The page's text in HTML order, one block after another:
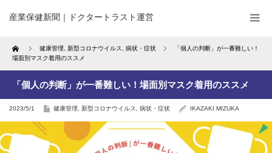
産業保健新聞｜ドクタートラスト運営
Home 健康管理 新型コロナウイルス 病状・症状
「個人の判断」が一番難しい！
場面別マスク着用のススメ
「個人の判断」が一番難しい！場面別マスク着用のススメ
2023/5/1 健康管理 新型コロナウイルス 病状・症状 IKAZAKI MIZUKA